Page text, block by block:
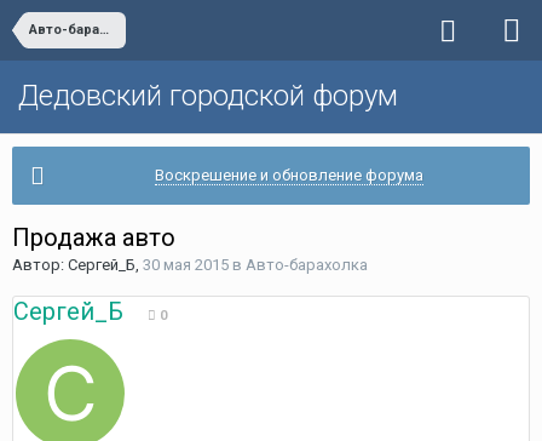
Авто-барахолка
Дедовский городской форум
Воскрешение и обновление форума
Продажа авто
Автор: Сергей_Б, 30 мая 2015 в Авто-барахолка
Сергей_Б 0